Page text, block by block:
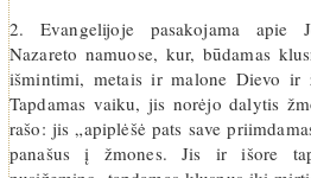
2. Evangelijoje pasakojama apie
Nazareto namuose, kur, būdamas
išmintimi, metais ir malone Dievo ir
Tapdamas vaiku, jis norėjo dalytis
rašo: jis „apiplėšė pats save
panašus į žmones. Jis ir išore